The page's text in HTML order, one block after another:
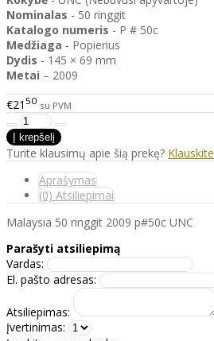
Nominalas - 50 ringgit
Katalogo numeris - P # 50c
Medžiaga - Popierius
Dydis - 145 × 69 mm
Metai – 2009
€21 50 su PVM
Turite klausimų apie šią prekę? Klauskite
Aprašymas
(0) Atsiliepimai
Malaysia 50 ringgit 2009 p#50c UNC
Parašyti atsiliepimą
Vardas:
El. pašto adresas:
Atsiliepimas:
Įvertinimas: